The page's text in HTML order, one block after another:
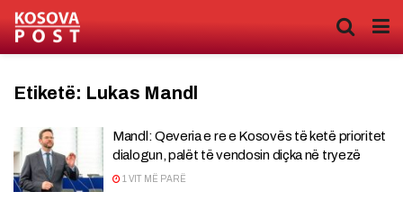
Etiketë: Lukas Mandl
Mandl: Qeveria e re e Kosovës të ketë prioritet
dialogun, palët të vendosin diçka në tryezë
1 VIT MË PARË